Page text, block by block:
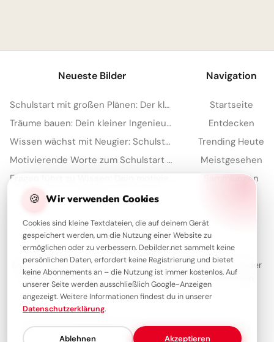
🍪 Wir verwenden Cookies
Cookies sind kleine Textdateien, die auf deinem Gerät
gespeichert werden, um die Nutzung einer Website zu
ermöglichen oder zu verbessern. Debilder.net sammelt keine
persönlichen Daten, erfordert keine Registrierung und bietet
keine Abonnements an – die Nutzung ist immer kostenlos. Auf
unserer Seite werden ausschließlich Google-Anzeigen
angezeigt. Weitere Informationen findest du in unserer
Datenschutzerklärung.
Ablehnen Akzeptieren
Neueste Bilder
Schulstart mit großen Plänen: Der kleine Architekt erobert Pinterest!
Träume bauen: Dein kleiner Ingenieur startet durch – perfekt für WhatsApp!
Wissen wächst mit Neugier: Schulstart-Impulse, perfekt für Threads
Motivierende Worte zum Schulstart für Kinder – ideal für Pinterest
Navigation
Startseite
Entdecken
Trending Heute
Meistgesehen
Sammlungen
Über Debilder
Debilder ist deine Plattform für die schönsten Grüße und Bilder
zum Teilen. Entdecke unsere Sammlung und verschenke ein
Lächeln!
Über unsKontaktRedaktionImpressumDatenschutzerklärung